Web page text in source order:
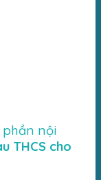
nội
THCS cho